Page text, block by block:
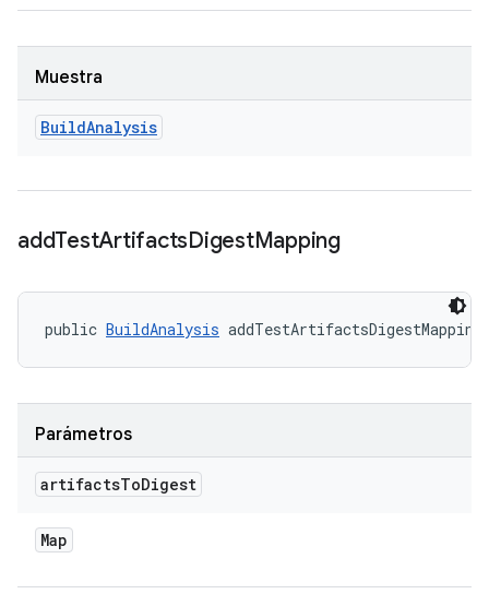
Muestra
BuildAnalysis
addTestArtifactsDigestMapping
public BuildAnalysis
Parámetros
artifactsToDigest
Map